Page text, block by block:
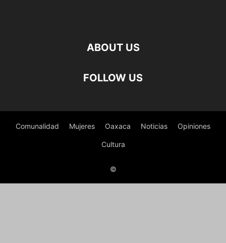
ABOUT US
FOLLOW US
Comunalidad Mujeres Oaxaca Noticias Opiniones
Cultura
©